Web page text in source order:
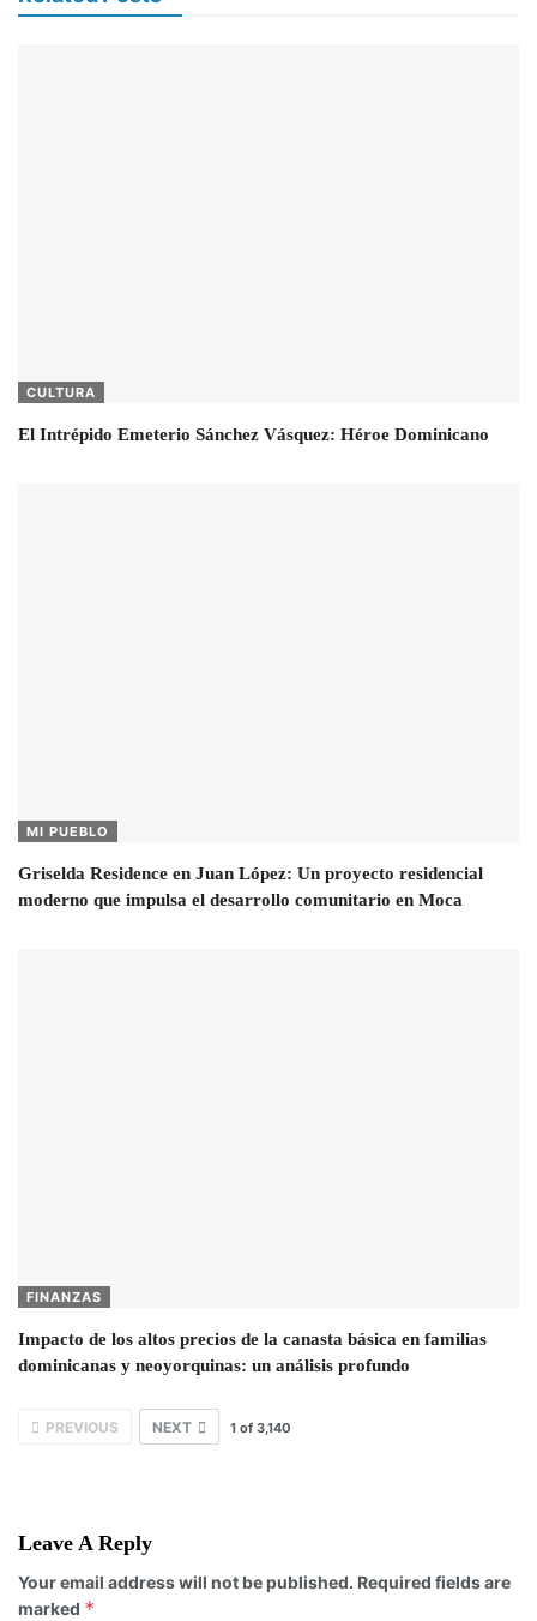
CULTURA
El Intrépido Emeterio Sánchez Vásquez: Héroe Dominicano
MI PUEBLO
Griselda Residence en Juan López: Un proyecto residencial
moderno que impulsa el desarrollo comunitario en Moca
FINANZAS
Impacto de los altos precios de la canasta básica en familias
dominicanas y neoyorquinas: un análisis profundo
PREVIOUS NEXT 1 of 3,140
Leave A Reply
Your email address will not be published. Required fields are
marked *